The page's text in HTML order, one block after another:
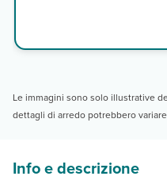
Le immagini sono solo illustrative
dettagli di arredo potrebbero
Info e descrizione